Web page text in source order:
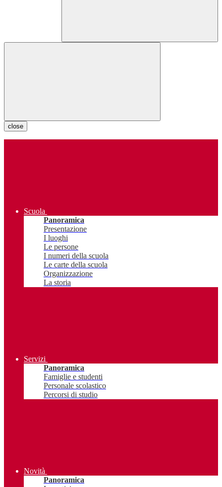
close
Scuola
Panoramica
Presentazione
I luoghi
Le persone
I numeri della scuola
Le carte della scuola
Organizzazione
La storia
Servizi
Panoramica
Famiglie e studenti
Personale scolastico
Percorsi di studio
Novità
Panoramica